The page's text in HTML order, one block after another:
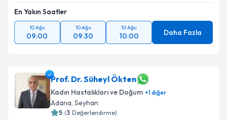
En Yakın Saatler
10 Ağu
09:00
10 Ağu
09:30
10 Ağu
10:00 Daha Fazla
Prof. Dr. Süheyl Ökten
Kadın Hastalıkları ve Doğum +1diğer
Adana, Seyhan
5 (3 Değerlendirme)